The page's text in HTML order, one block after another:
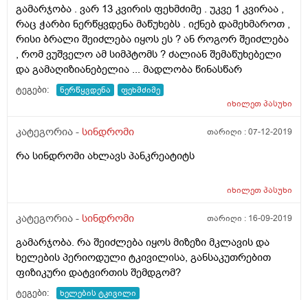
კიბო ხო არ მჭირს მაგრად ვნერვიოლობ ვის
მივმართო ან რა შეიძლება მჭირდეს პ.ს და კიდე აი
წინა მხარეს ძვლები სდააც მთავრდება გულმკერდის
დაბლა ხელს რო ვუსვავ მაგ ადგილს მტკივა ანუ
პანკრეასი სადაც არი მაგის მიდამოებში
გამარჯობა . ვარ 13 კვირის ფეხმძიმე . უკვე 1 კვირაა ,
რაც ჭარბი ნერწყვდენა მაწუხებს . იქნებ დამეხმაროთ ,
რისი ბრალი შეიძლება იყოს ეს ? ან როგორ შეიძლება
, რომ ვუშველო ამ სიმპტომს ? ძალიან შემაწუხებელი
და გამაღიზიანებელია ... მადლობა წინასწარ
ტეგები: ნერწყვდენა
ფეხმძიმე
იხილეთპასუხი
კატეგორია - სინდრომი თარიღი :07-12-2019
რა სინდრომი ახლავს პანკრეატიტს
იხილეთპასუხი
კატეგორია - სინდრომი თარიღი : 16-09-2019
გამარჯობა. რა შეიძლება იყოს მიზეზი მკლავის და
ხელების პერიოდული ტკივილისა, განსაკუთრებით
ფიზიკური დატვირთის შემდგომ?
ტეგები:
ხელების ტკივილი